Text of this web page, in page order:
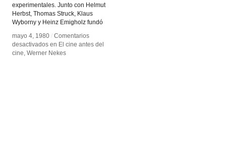
experimentales. Junto con Helmut
Herbst, Thomas Struck, Klaus
Wyborny y Heinz Emigholz fundó
mayo 4, 1980 / Comentarios
desactivados en El cine antes del
cine, Werner Nekes
mayo 4, 1980 / Comentarios
desactivados en El cine antes del
cine, Werner Nekes